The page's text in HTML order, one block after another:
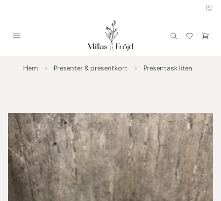
Hem Presenter & presentkort Presentask liten